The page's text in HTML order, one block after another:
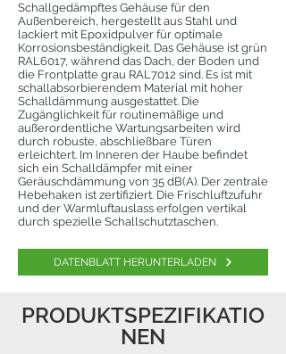
Schallgedämpftes Gehäuse für den
Außenbereich, hergestellt aus Stahl und
lackiert mit Epoxidpulver für optimale
Korrosionsbeständigkeit. Das Gehäuse ist grün
RAL6017, während das Dach, der Boden und
die Frontplatte grau RAL7012 sind. Es ist mit
schallabsorbierendem Material mit hoher
Schalldämmung ausgestattet. Die
Zugänglichkeit für routinemäßige und
außerordentliche Wartungsarbeiten wird
durch robuste, abschließbare Türen
erleichtert. Im Inneren der Haube befindet
sich ein Schalldämpfer mit einer
Geräuschdämmung von 35 dB(A). Der zentrale
Hebehaken ist zertifiziert. Die Frischluftzufuhr
und der Warmluftauslass erfolgen vertikal
durch spezielle Schallschutztaschen.
DATENBLATT HERUNTERLADEN
PRODUKTSPEZIFIKATIO
NEN